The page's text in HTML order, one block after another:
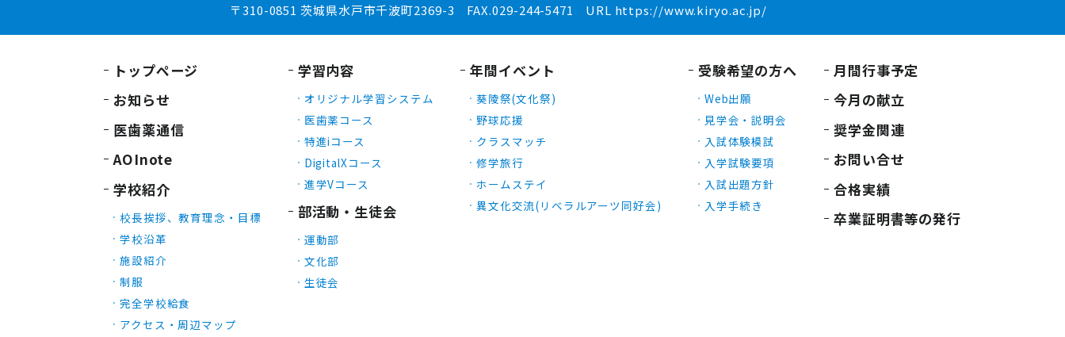
〒310-0851 茨城県水戸市千波町2369-3
FAX.029-244-5471 URL https://www.kiryo.ac.jp/
トップページ
お知らせ
医歯薬通信
AOInote
学校紹介
校長挨拶、教育理念・目標
学校沿革
施設紹介
制服
完全学校給食
アクセス・周辺マップ
学習内容
オリジナル学習システム
医歯薬コース
特進iコース
DigitalXコース
進学Vコース
部活動・生徒会
運動部
文化部
生徒会
年間イベント
葵陵祭(文化祭)
野球応援
クラスマッチ
修学旅行
ホームステイ
異文化交流(リベラルアーツ同好会)
受験希望の方へ
Web出願
見学会・説明会
入試体験模試
入学試験要項
入試出題方針
入学手続き
月間行事予定
今月の献立
奨学金関連
お問い合せ
合格実績
卒業証明書等の発行